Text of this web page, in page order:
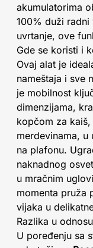
akumulatorima
100% duži radni
uvrtanje, ove
Gde se koristi i
Ovaj alat je
nameštaja i sve
je mobilnost
dimenzijama,
kopčom za
merdevinama,
na plafonu.
naknadnog
u mračnim
momenta pruža
vijaka u
Razlika u
U poređenju sa